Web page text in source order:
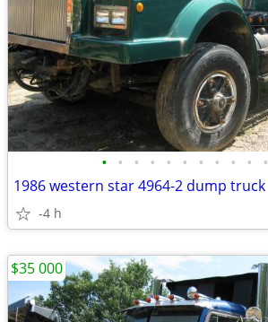
• • • • • • • • • • •
1986 western star 4964-2 dump truck
-4 h
$35 000